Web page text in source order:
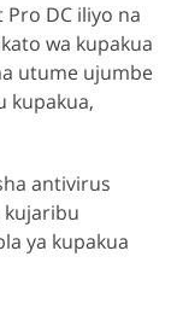
DC iliyo na
wa kupakua
utume ujumbe
kupakua,
antivirus
kujaribu
ya kupakua